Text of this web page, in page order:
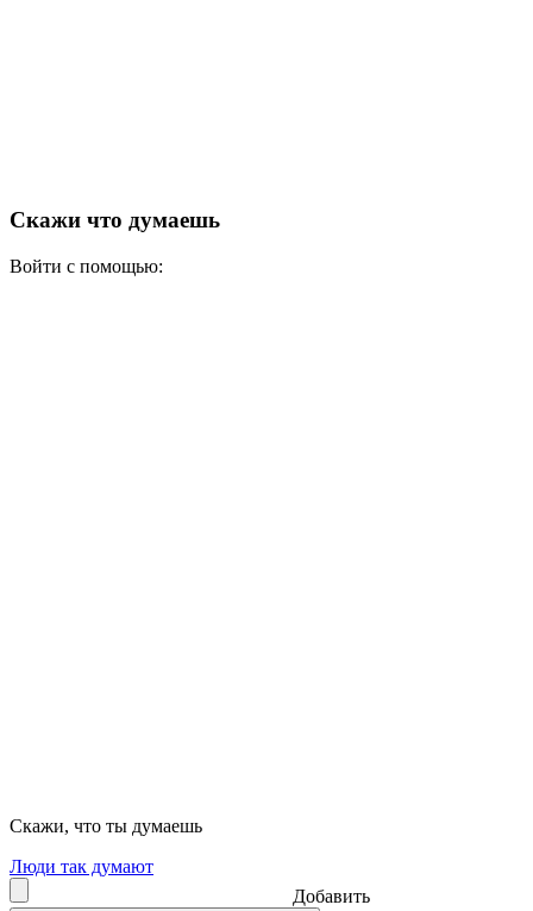
Скажи что думаешь
Войти с помощью:
Скажи, что ты думаешь
Люди так думают
Добавить